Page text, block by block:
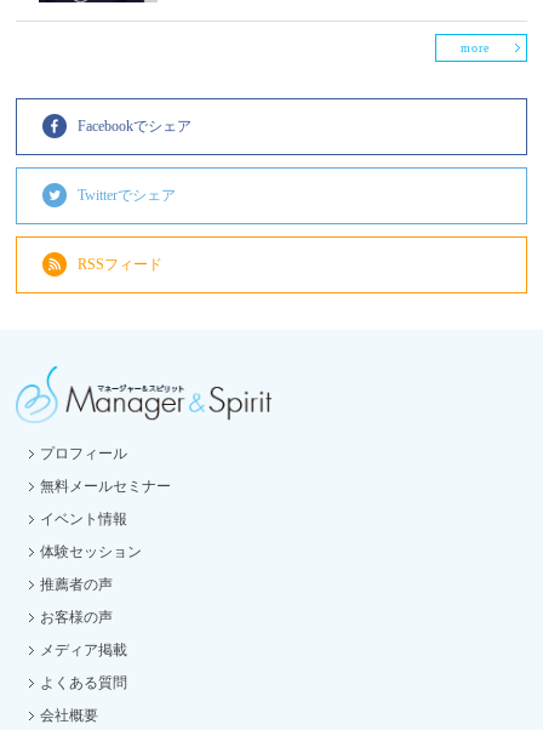
more
Facebookでシェア
Twitterでシェア
RSSフィード
プロフィール
無料メールセミナー
イベント情報
体験セッション
推薦者の声
お客様の声
メディア掲載
よくある質問
会社概要